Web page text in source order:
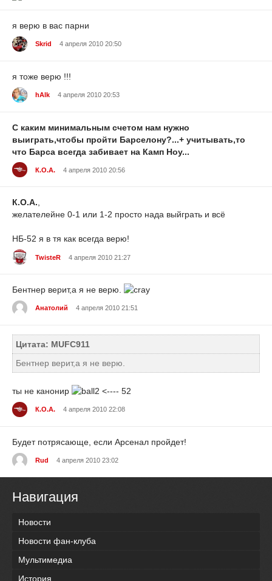
я верю в вас парни
Skrid 4 апреля 2010 20:50
я тоже верю !!!
hAlk 4 апреля 2010 20:53
С каким минимальным счетом нам нужно
выиграть,чтобы пройти Барселону?...+ учитывать,то
что Барса всегда забивает на Камп Ноу...
К.О.А. 4 апреля 2010 20:56
К.О.А.,
желателейне 0-1 или 1-2 просто нада выйграть и всё
НБ-52 я в тя как всегда верю!
TwisteR 4 апреля 2010 21:27
Бентнер верит,а я не верю.
Анатолий 4 апреля 2010 21:51
Цитата: MUFC911
Бентнер верит,а я не верю.
ты не канонир <---- 52
К.О.А. 4 апреля 2010 22:08
Будет потрясающе, если Арсенал пройдет!
Rud 4 апреля 2010 23:02
Навигация
Новости
Новости фан-клуба
Мультимедиа
История